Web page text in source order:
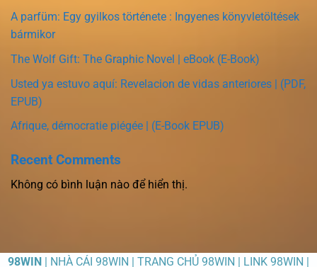
A parfüm: Egy gyilkos története : Ingyenes könyvletöltések
bármikor
The Wolf Gift: The Graphic Novel | eBook (E-Book)
Usted ya estuvo aquí: Revelacion de vidas anteriores | (PDF,
EPUB)
Afrique, démocratie piégée | (E-Book EPUB)
Recent Comments
Không có bình luận nào để hiển thị.
98WIN | NHÀ CÁI 98WIN | TRANG CHỦ 98WIN | LINK 98WIN |